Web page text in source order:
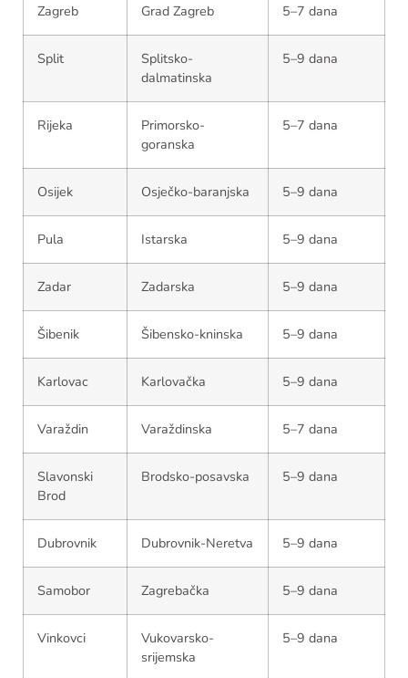
Zagreb Grad Zagreb 5–7 dana
Split
Splitsko-
dalmatinska
5–9 dana
Rijeka
Primorsko-
goranska
5–7 dana
Osijek Osječko-baranjska 5–9 dana
Pula Istarska 5–9 dana
Zadar Zadarska 5–9 dana
Šibenik Šibensko-kninska 5–9 dana
Karlovac Karlovačka 5–9 dana
Varaždin Varaždinska 5–7 dana
Slavonski
Brod
Brodsko-posavska 5–9 dana
Dubrovnik Dubrovnik-Neretva 5–9 dana
Samobor Zagrebačka 5–9 dana
Vinkovci
Vukovarsko-
srijemska
5–9 dana